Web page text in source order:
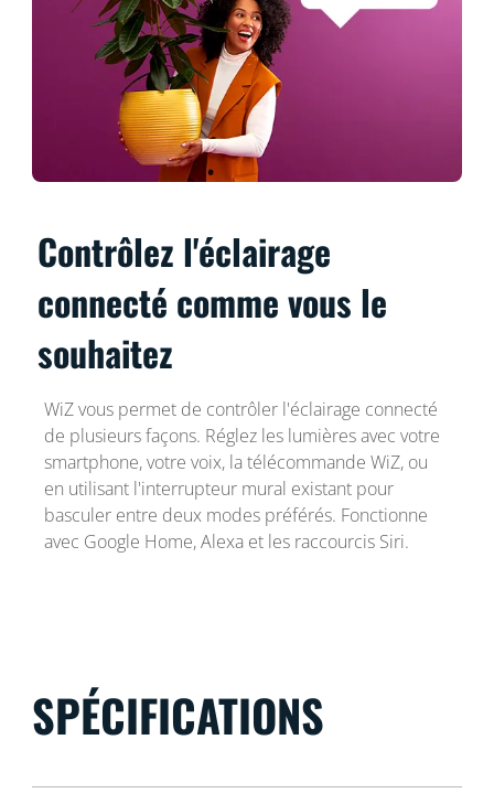
Contrôlez l'éclairage
connecté comme vous le
souhaitez
WiZ vous permet de contrôler l'éclairage connecté
de plusieurs façons. Réglez les lumières avec votre
smartphone, votre voix, la télécommande WiZ, ou
en utilisant l'interrupteur mural existant pour
basculer entre deux modes préférés. Fonctionne
avec Google Home, Alexa et les raccourcis Siri.
SPÉCIFICATIONS